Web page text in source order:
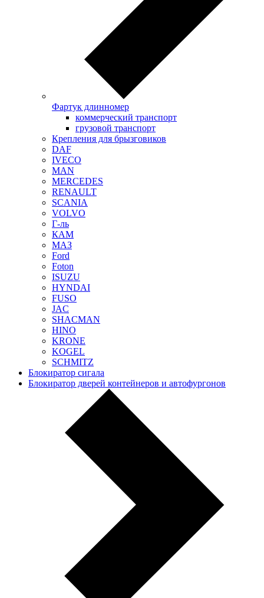
Фартук длинномер
коммерческий транспорт
грузовой транспорт
Крепления для брызговиков
DAF
IVECO
MAN
MERCEDES
RENAULT
SCANIA
VOLVO
Г-ль
КАМ
МАЗ
Ford
Foton
ISUZU
HYNDAI
FUSO
JAC
SHACMAN
HINO
KRONE
KOGEL
SCHMITZ
Блокиратор сигала
Блокиратор дверей контейнеров и автофургонов